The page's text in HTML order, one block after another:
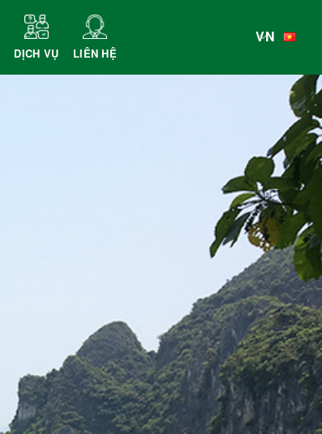
DỊCH VỤ LIÊN HỆ
VN